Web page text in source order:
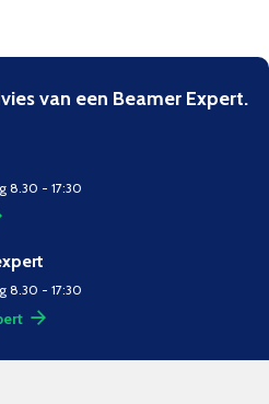
van een Beamer Expert.
8.30 - 17:30
8.30 - 17:30